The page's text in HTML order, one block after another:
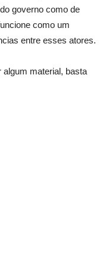
governo como de
como um
entre esses atores.
material, basta